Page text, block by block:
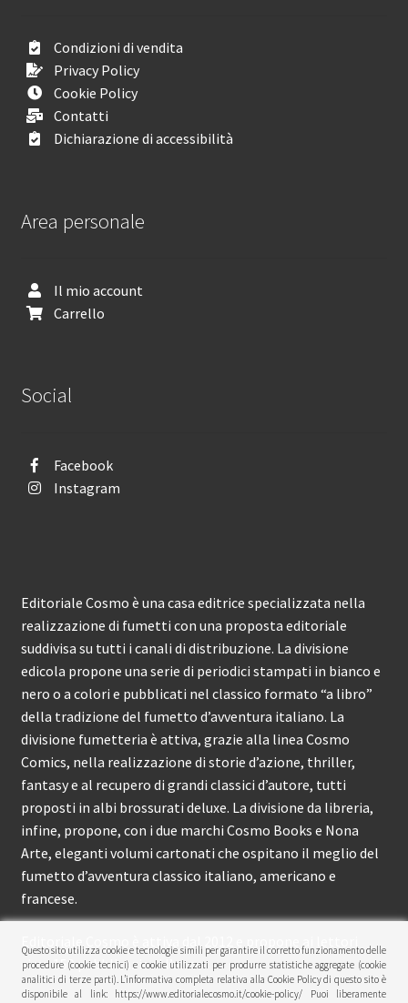
Condizioni di vendita
Privacy Policy
Cookie Policy
Contatti
Dichiarazione di accessibilità
Area personale
Il mio account
Carrello
Social
Facebook
Instagram
Editoriale Cosmo è una casa editrice specializzata nella
realizzazione di fumetti con una proposta editoriale
suddivisa su tutti i canali di distribuzione. La divisione
edicola propone una serie di periodici stampati in bianco e
nero o a colori e pubblicati nel classico formato “a libro”
della tradizione del fumetto d’avventura italiano. La
divisione fumetteria è attiva, grazie alla linea Cosmo
Comics, nella realizzazione di storie d’azione, thriller,
fantasy e al recupero di grandi classici d’autore, tutti
proposti in albi brossurati deluxe. La divisione da libreria,
infine, propone, con i due marchi Cosmo Books e Nona
Arte, eleganti volumi cartonati che ospitano il meglio del
fumetto d’avventura classico italiano, americano e
francese.
Editoriale Cosmo è attiva dal 2012 e propone ai lettori
circa 150 pubblicazioni l’anno.
Questo sito utilizza cookie e tecnologie simili per garantire il corretto funzionamento delle
procedure (cookie tecnici) e cookie utilizzati per produrre statistiche aggregate (cookie
analitici di terze parti). L’informativa completa relativa alla Cookie Policy di questo sito è
disponibile al link: https://www.editorialecosmo.it/cookie-policy/ Puoi liberamente